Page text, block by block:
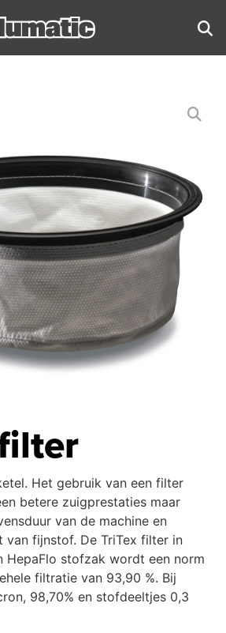
Het gebruik van een filter
betere zuigprestaties maar
van de machine en
fijnstof. De TriTex filter in
HepaFlo stofzak wordt een norm
filtratie van 93,90 %. Bij
98,70% en stofdeeltjes 0,3